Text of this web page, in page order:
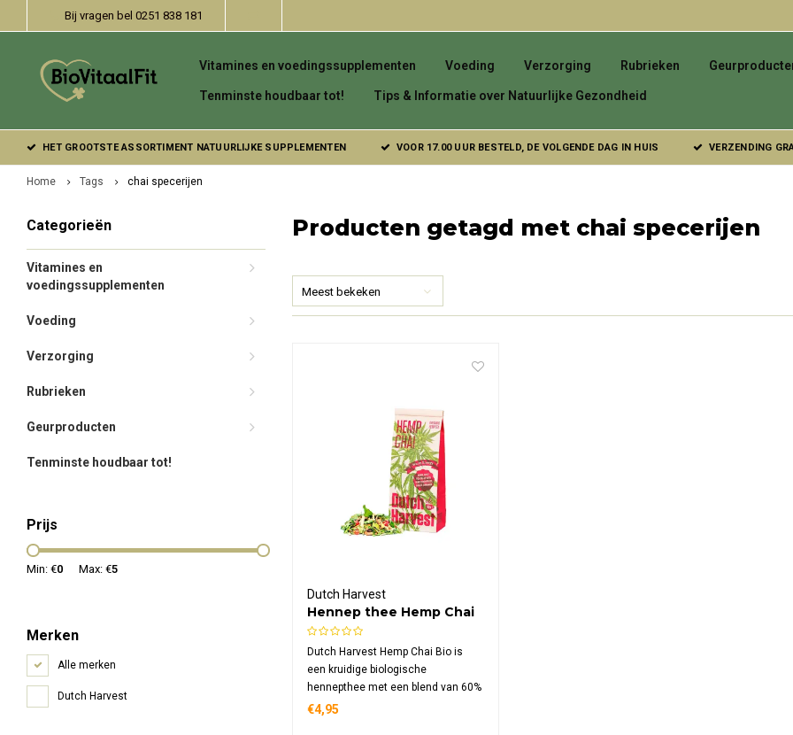
Bij vragen bel 0251 838 181
Vitamines en voedingssupplementen Voeding Verzorging Rubrieken
Tenminste houdbaar tot! Tips & Informatie over Natuurlijke Gezondheid
HET GROOTSTE ASSORTIMENT NATUURLIJKE SUPPLEMENTEN VOOR 17.00 UUR BESTELD, DE VOLGENDE DAG IN HUIS VERZENDING
Home Tags chai specerijen
Categorieën
Vitamines en
voedingssupplementen
Voeding
Verzorging
Rubrieken
Geurproducten
Tenminste houdbaar tot!
Prijs
Min: €0 Max: €5
Merken
Alle merken
Dutch Harvest
Producten getagd met chai specerijen
Meest bekeken
Dutch Harvest
Hennep thee Hemp Chai
Bio
Dutch Harvest Hemp Chai Bio is
een kruidige biologische
hennepthee met een blend van 60%
hennepblad en -bloem verrijkt met
€4,95